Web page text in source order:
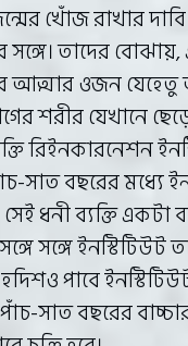
খোঁজ রাখার দাবি
তাদের
আত্মার ওজন
শরীর যেখানে
রিইনকারনেশন
বছরের মধ্যে
ধনী ব্যক্তি
সঙ্গে
পাবে
সাত বছরের